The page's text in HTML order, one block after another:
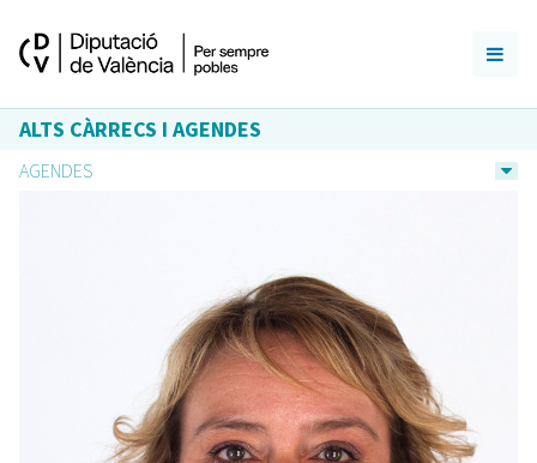
ALTS CÀRRECS I AGENDES
AGENDES